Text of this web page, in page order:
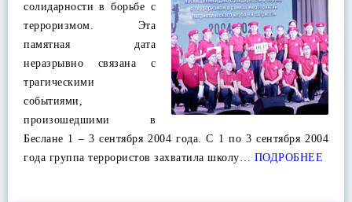
солидарности в борьбе с
терроризмом. Эта
памятная дата
неразрывно связана с
трагическими
событиями,
произошедшими в
Беслане 1 – 3 сентября 2004 года. С 1 по 3 сентября 2004
года группа террористов захватила школу… ПОДРОБНЕЕ